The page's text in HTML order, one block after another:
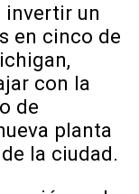
invertir un
en cinco de
con la
de
planta
la ciudad.